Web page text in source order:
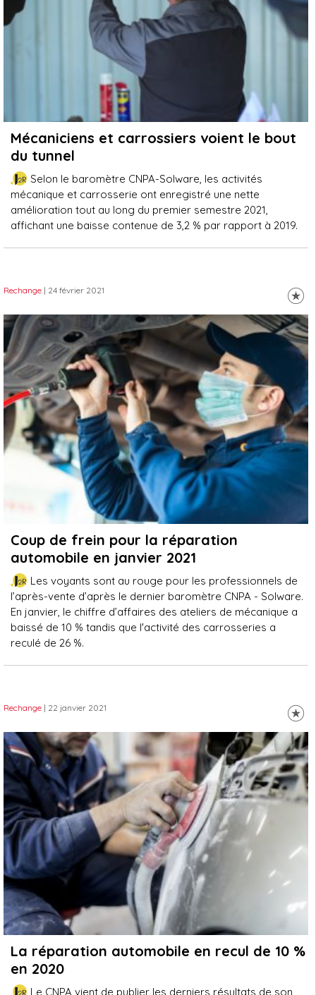
Mécaniciens et carrossiers voient le bout
du tunnel
Selon le baromètre CNPA-Solware, les activités
mécanique et carrosserie ont enregistré une nette
amélioration tout au long du premier semestre 2021,
affichant une baisse contenue de 3,2 % par rapport à 2019.
Rechange | 24 février 2021
Coup de frein pour la réparation
automobile en janvier 2021
Les voyants sont au rouge pour les professionnels de
l’après-vente d’après le dernier baromètre CNPA - Solware.
En janvier, le chiffre d’affaires des ateliers de mécanique a
baissé de 10 % tandis que l'activité des carrosseries a
reculé de 26 %.
Rechange | 22 janvier 2021
La réparation automobile en recul de 10 %
en 2020
Le CNPA vient de publier les derniers résultats de son